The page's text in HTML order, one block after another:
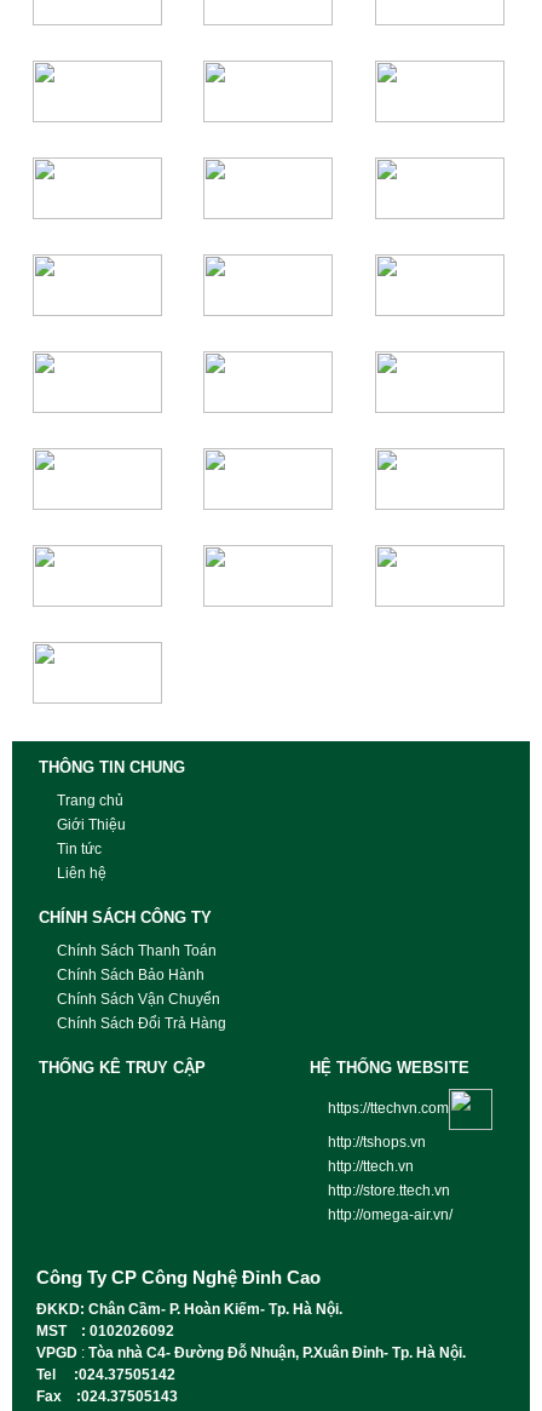
THÔNG TIN CHUNG
Trang chủ
Giới Thiệu
Tin tức
Liên hệ
CHÍNH SÁCH CÔNG TY
Chính Sách Thanh Toán
Chính Sách Bảo Hành
Chính Sách Vận Chuyển
Chính Sách Đổi Trả Hàng
THỐNG KÊ TRUY CẬP HỆ THỐNG WEBSITE
https://ttechvn.com
http://tshops.vn
http://ttech.vn
http://store.ttech.vn
http://omega-air.vn/
Công Ty CP Công Nghệ Đỉnh Cao
ĐKKD: Chân Cầm- P. Hoàn Kiếm- Tp. Hà Nội.
MST : 0102026092
VPGD : Tòa nhà C4- Đường Đỗ Nhuận, P.Xuân Đỉnh- Tp. Hà Nội.
Tel :024.37505142
Fax :024.37505143